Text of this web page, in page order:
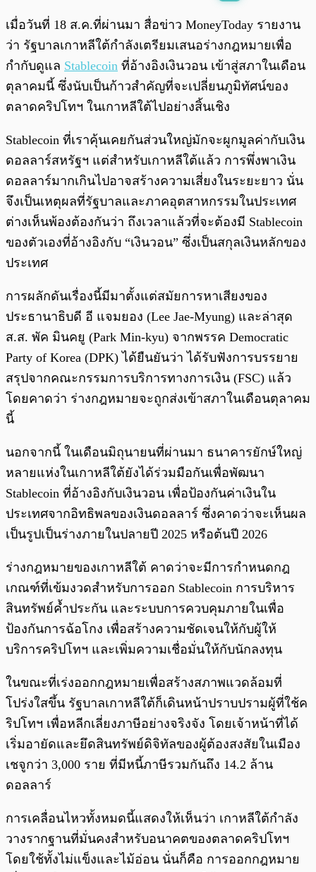
พร้อมเล่น
เมื่อวันที่ 18 ส.ค.ที่ผ่านมา สื่อข่าว MoneyToday รายงาน
ว่า รัฐบาลเกาหลีใต้กำลังเตรียมเสนอร่างกฎหมายเพื่อ
กำกับดูแล Stablecoin ที่อ้างอิงเงินวอน เข้าสู่สภาในเดือน
ตุลาคมนี้ ซึ่งนับเป็นก้าวสำคัญที่จะเปลี่ยนภูมิทัศน์ของ
ตลาดคริปโทฯ ในเกาหลีใต้ไปอย่างสิ้นเชิง
Stablecoin ที่เราคุ้นเคยกันส่วนใหญ่มักจะผูกมูลค่ากับเงิน
ดอลลาร์สหรัฐฯ แต่สำหรับเกาหลีใต้แล้ว การพึ่งพาเงิน
ดอลลาร์มากเกินไปอาจสร้างความเสี่ยงในระยะยาว นั่น
จึงเป็นเหตุผลที่รัฐบาลและภาคอุตสาหกรรมในประเทศ
ต่างเห็นพ้องต้องกันว่า ถึงเวลาแล้วที่จะต้องมี Stablecoin
ของตัวเองที่อ้างอิงกับ “เงินวอน” ซึ่งเป็นสกุลเงินหลักของ
ประเทศ
การผลักดันเรื่องนี้มีมาตั้งแต่สมัยการหาเสียงของ
ประธานาธิบดี อี แจมยอง (Lee Jae-Myung) และล่าสุด
ส.ส. พัค มินคยู (Park Min-kyu) จากพรรค Democratic
Party of Korea (DPK) ได้ยืนยันว่า ได้รับฟังการบรรยาย
สรุปจากคณะกรรมการบริการทางการเงิน (FSC) แล้ว
โดยคาดว่า ร่างกฎหมายจะถูกส่งเข้าสภาในเดือนตุลาคม
นี้
นอกจากนี้ ในเดือนมิถุนายนที่ผ่านมา ธนาคารยักษ์ใหญ่
หลายแห่งในเกาหลีใต้ยังได้ร่วมมือกันเพื่อพัฒนา
Stablecoin ที่อ้างอิงกับเงินวอน เพื่อป้องกันค่าเงินใน
ประเทศจากอิทธิพลของเงินดอลลาร์ ซึ่งคาดว่าจะเห็นผล
เป็นรูปเป็นร่างภายในปลายปี 2025 หรือต้นปี 2026
ร่างกฎหมายของเกาหลีใต้ คาดว่าจะมีการกำหนดกฎ
เกณฑ์ที่เข้มงวดสำหรับการออก Stablecoin การบริหาร
สินทรัพย์ค้ำประกัน และระบบการควบคุมภายในเพื่อ
ป้องกันการฉ้อโกง เพื่อสร้างความชัดเจนให้กับผู้ให้
บริการคริปโทฯ และเพิ่มความเชื่อมั่นให้กับนักลงทุน
ในขณะที่เร่งออกกฎหมายเพื่อสร้างสภาพแวดล้อมที่
โปร่งใสขึ้น รัฐบาลเกาหลีใต้ก็เดินหน้าปราบปรามผู้ที่ใช้ค
ริปโทฯ เพื่อหลีกเลี่ยงภาษีอย่างจริงจัง โดยเจ้าหน้าที่ได้
เริ่มอายัดและยึดสินทรัพย์ดิจิทัลของผู้ต้องสงสัยในเมือง
เชจูกว่า 3,000 ราย ที่มีหนี้ภาษีรวมกันถึง 14.2 ล้าน
ดอลลาร์
การเคลื่อนไหวทั้งหมดนี้แสดงให้เห็นว่า เกาหลีใต้กำลัง
วางรากฐานที่มั่นคงสำหรับอนาคตของตลาดคริปโทฯ
โดยใช้ทั้งไม่แข็งและไม้อ่อน นั่นก็คือ การออกกฎหมาย